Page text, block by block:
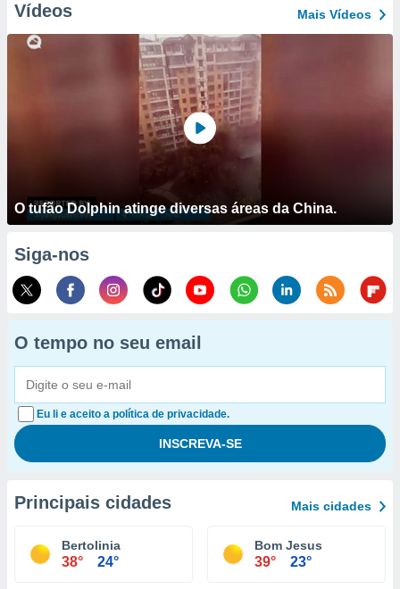
Vídeos Mais Vídeos
O tufão Dolphin atinge diversas áreas da China.
Siga-nos
O tempo no seu email
Eu li e aceito a política de privacidade.
Principais cidades Mais cidades
Bertolinia
38° 24°
Bom Jesus
39° 23°